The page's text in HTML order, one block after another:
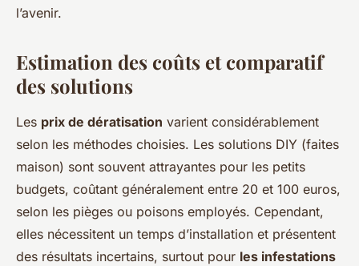
l’avenir.
Estimation des coûts et comparatif
des solutions
Les prix de dératisation varient considérablement
selon les méthodes choisies. Les solutions DIY (faites
maison) sont souvent attrayantes pour les petits
budgets, coûtant généralement entre 20 et 100 euros,
selon les pièges ou poisons employés. Cependant,
elles nécessitent un temps d’installation et présentent
des résultats incertains, surtout pour les infestations